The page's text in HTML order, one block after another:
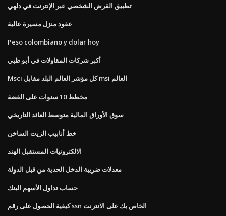
تطبيق القرض الشخصي عبر الإنترنت في دلهي
عقود منزل مسيرة عالية
Peso colombiano y dolar hoy
أكبر شركات المقاولات في أبو ظبي
Msci كل مؤشر العالم البلد مقابل msi العالم
مخطط 10 سنوات على الفضة
سوق الأوراق المالية متوسط ​​العائد التاريخي
خط أنابيب الزيت الساخن
الالكترونيات المستقبل الهند
معدلات ضريبة الدخل الحدية من قبل الدولة
حساب تداول الأسهم البنك
كيفية الحصول على رقم ssn الخاص بك على الانترنت